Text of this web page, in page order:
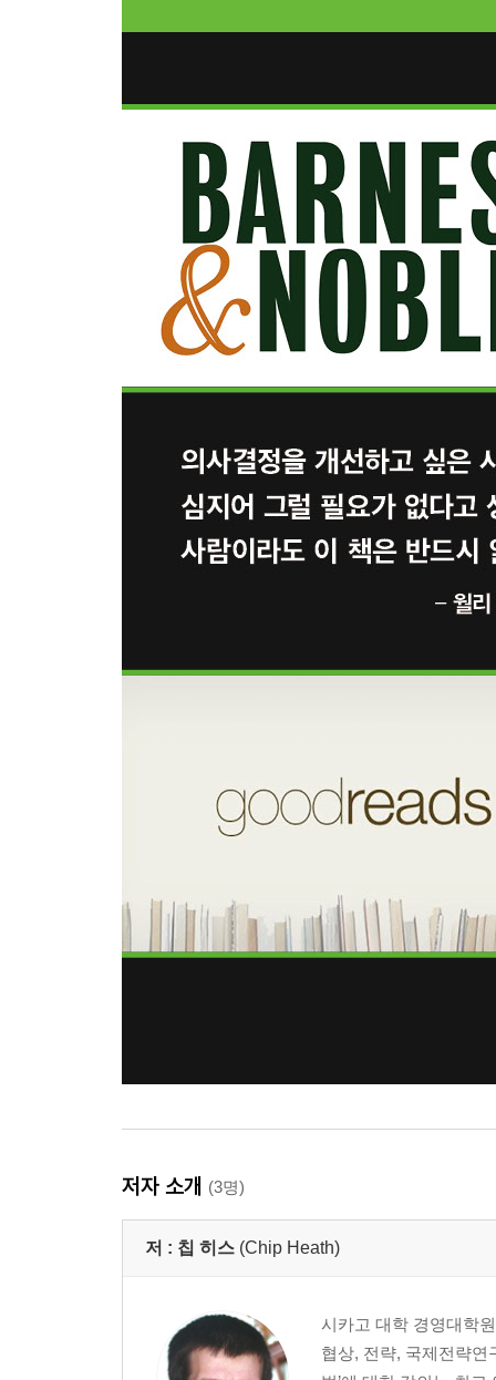
저자 소개 (3명)
저 : 칩 히스 (Chip Heath)
시카고 대학 경영대학
협상, 전략, 국제전략연